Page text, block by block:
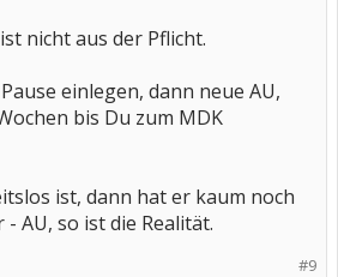
nicht aus der Pflicht.
einlegen, dann neue AU,
bis Du zum MDK
ist, dann hat er kaum noch
AU, so ist die Realität.
#9